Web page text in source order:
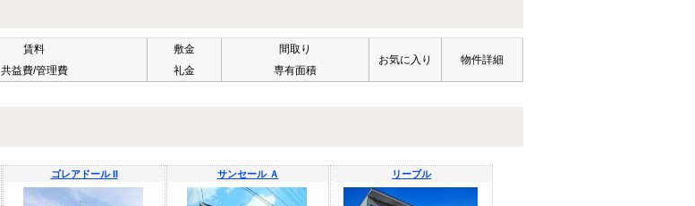
賃料
共益費/管理費
敷金
礼金
間取り
専有面積
お気に入り 物件詳細
ゴレアドール II サンセール Ａ リーブル